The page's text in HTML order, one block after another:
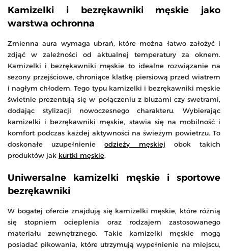
Kamizelki i bezrękawniki męskie jako
warstwa ochronna
Zmienna aura wymaga ubrań, które można łatwo założyć i
zdjąć w zależności od aktualnej temperatury za oknem.
Kamizelki i bezrękawniki męskie to idealne rozwiązanie na
sezony przejściowe, chroniące klatkę piersiową przed wiatrem
i nagłym chłodem. Tego typu kamizelki i bezrękawniki męskie
świetnie prezentują się w połączeniu z bluzami czy swetrami,
dodając stylizacji nowoczesnego charakteru. Wybierając
kamizelki i bezrękawniki męskie, stawia się na mobilność i
komfort podczas każdej aktywności na świeżym powietrzu. To
doskonałe uzupełnienieodzieży męskiej obok takich
produktów jak kurtki męskie.
Uniwersalne kamizelki męskie i sportowe
bezrękawniki
W bogatej ofercie znajdują się kamizelki męskie, które różnią
się stopniem ocieplenia oraz rodzajem zastosowanego
materiału zewnętrznego. Takie kamizelki męskie mogą
posiadać pikowania, które utrzymują wypełnienie na miejscu,